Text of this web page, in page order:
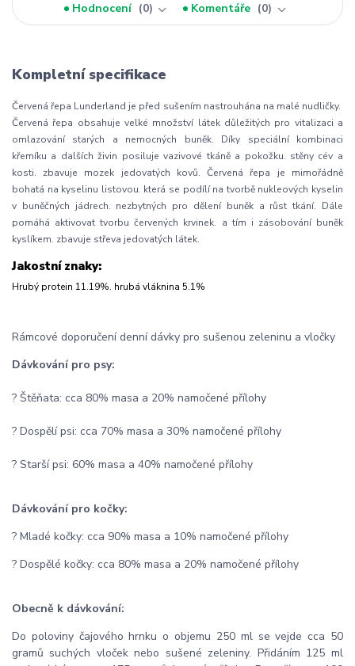
Hodnocení
0 Komentáře 0
Kompletní specifikace
Červená řepa Lunderland je před sušením nastrouhána na malé nudličky.
Červená řepa obsahuje velké množství látek důležitých pro vitalizaci a
omlazování starých a nemocných buněk. Díky speciální kombinaci
křemíku a dalších živin posiluje vazivové tkáně a pokožku. stěny cév a
kosti. zbavuje mozek jedovatých kovů. Červená řepa je mimořádně
bohatá na kyselinu listovou. která se podílí na tvorbě nukleových kyselin
v buněčných jádrech. nezbytných pro dělení buněk a růst tkání. Dále
pomáhá aktivovat tvorbu červených krvinek. a tím i zásobování buněk
kyslíkem. zbavuje střeva jedovatých látek.
Jakostní znaky:
Hrubý protein 11.19%. hrubá vláknina 5.1%
Rámcové doporučení denní dávky pro sušenou zeleninu a vločky
Dávkování pro psy:
? Štěňata: cca 80% masa a 20% namočené přílohy
? Dospělí psi: cca 70% masa a 30% namočené přílohy
? Starší psi: 60% masa a 40% namočené přílohy
Dávkování pro kočky:
? Mladé kočky: cca 90% masa a 10% namočené přílohy
? Dospělé kočky: cca 80% masa a 20% namočené přílohy
Obecně k dávkování:
Do poloviny čajového hrnku o objemu 250 ml se vejde cca 50
gramů suchých vloček nebo sušené zeleniny. Přidáním 125 ml